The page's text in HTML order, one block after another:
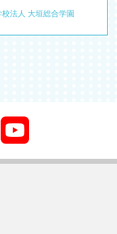
校法人 大垣総合学園